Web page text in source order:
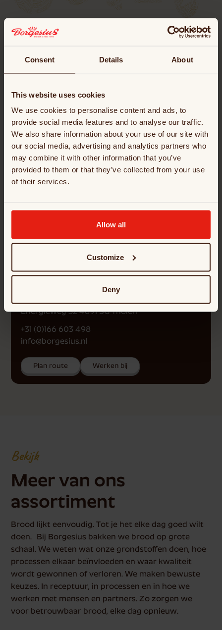
Consent Details About
This website uses cookies
We use cookies to personalise content and ads, to
provide social media features and to analyse our traffic.
We also share information about your use of our site with
our social media, advertising and analytics partners who
may combine it with other information that you’ve
provided to them or that they’ve collected from your use
of their services.
Allow all
Customize
Deny
Overal dichtbij
Onze bakkerijen
locaties door heel Nederland. Elk met een eigen
specialiteit, allemaal met dezelfde toewijding:
dagelijks vers, vakkundig en met hart voor het vak.
Meer info
Energieweg 32 4691 SG Tholen
+31 (0)166 603 498
info@borgesius.nl
Plan route Werken bij
Bekijk
Meer van ons
assortiment
Brood lijkt eenvoudig. Tot je het elke dag goed wilt
doen. Bij Borgesius bakken we brood op grote
schaal. We weten wat onze grondstoffen doen, hoe
processen elkaar beïnvloeden en waar kwaliteit
wordt gewonnen of verloren. We maken bewuste
keuzes. In receptuur, in processen en in hoe we
werken met mensen en partners. Zo zorgen we
voor betrouwbaar brood, elke dag opnieuw.